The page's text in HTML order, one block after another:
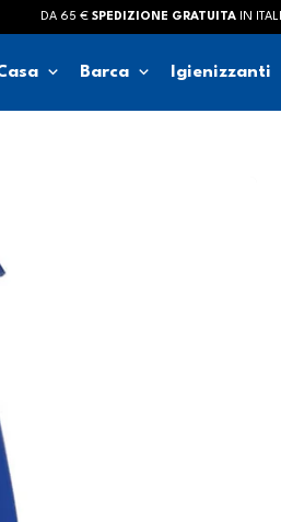
DA 65 € SPEDIZIONE GRATUITA IN
keyboard_arrow_down Barca keyboard_arrow_down Igienizzanti